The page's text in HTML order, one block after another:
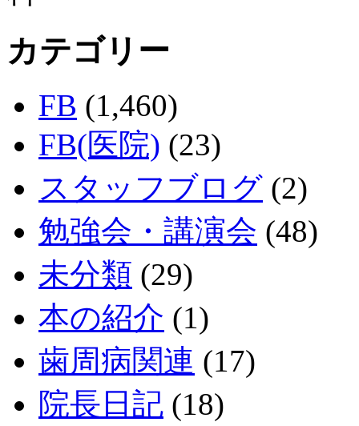
カテゴリー
FB (1,460)
FB(医院) (23)
スタッフブログ (2)
勉強会・講演会 (48)
未分類 (29)
本の紹介 (1)
歯周病関連 (17)
院長日記 (18)